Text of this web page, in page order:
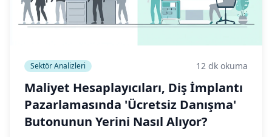
Sektör Analizleri 12 dk okuma
Maliyet Hesaplayıcıları, Diş İmplantı
Pazarlamasında 'Ücretsiz Danışma'
Butonunun Yerini Nasıl Alıyor?